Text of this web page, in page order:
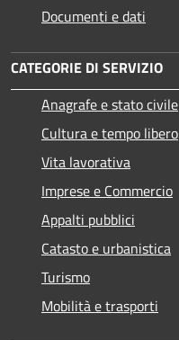
Documenti e dati
CATEGORIE DI SERVIZIO
Anagrafe e stato civile
Cultura e tempo libero
Vita lavorativa
Imprese e Commercio
Appalti pubblici
Catasto e urbanistica
Turismo
Mobilità e trasporti